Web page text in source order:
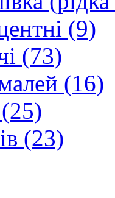
(9)
(73)
(16)
(23)